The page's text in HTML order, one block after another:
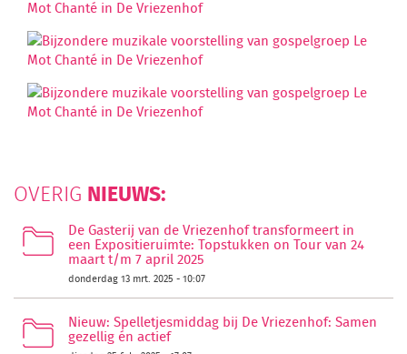
OVERIG NIEUWS:
De Gasterij van de Vriezenhof transformeert in
een Expositieruimte: Topstukken on Tour van 24
maart t/m 7 april 2025
donderdag 13 mrt. 2025 - 10:07
Nieuw: Spelletjesmiddag bij De Vriezenhof: Samen
gezellig én actief